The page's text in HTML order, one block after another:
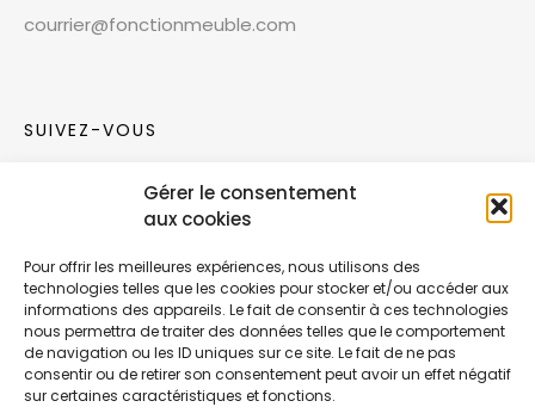
Gérer le consentement
aux cookies
Pour offrir les meilleures expériences, nous utilisons des
technologies telles que les cookies pour stocker et/ou accéder aux
informations des appareils. Le fait de consentir à ces technologies
nous permettra de traiter des données telles que le comportement
de navigation ou les ID uniques sur ce site. Le fait de ne pas
consentir ou de retirer son consentement peut avoir un effet négatif
sur certaines caractéristiques et fonctions.
courrier@fonctionmeuble.com
SUIVEZ-VOUS
Rejoignez notre communauté sur les réseaux
Nouvelles collections, vie de l’équipe ou
inspirations : soyez informés de nos dernières
actualités.